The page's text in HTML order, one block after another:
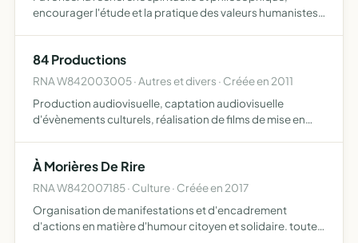
encourager l'étude et la pratique des valeurs humanistes,
84 Productions
RNA W842003005 · Autres et divers · Créée en 2011
Production audiovisuelle, captation audiovisuelle
d'évènements culturels, réalisation de films de mise en
À Morières De Rire
RNA W842007185 · Culture · Créée en 2017
Organisation de manifestations et d'encadrement
d'actions en matière d'humour citoyen et solidaire. toutes